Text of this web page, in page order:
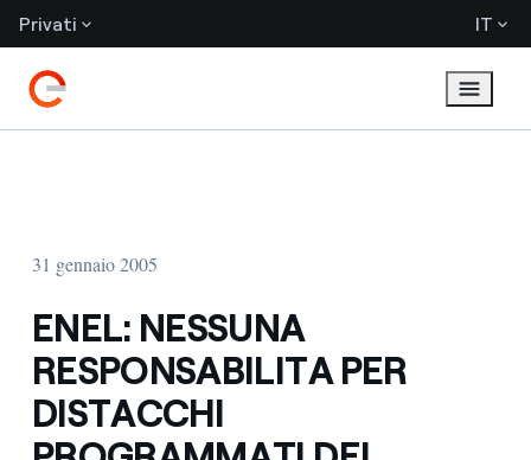
Privati IT
31 gennaio 2005
ENEL: NESSUNA
RESPONSABILITA PER
DISTACCHI